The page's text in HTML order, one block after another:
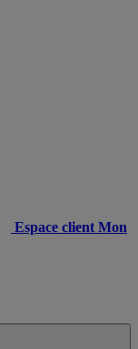
Espace client Mon